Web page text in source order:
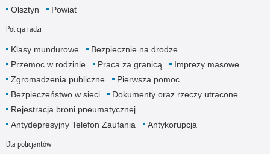
Olsztyn Powiat
Policja radzi
Klasy mundurowe
Bezpiecznie na drodze
Przemoc w rodzinie
Praca za granicą
Imprezy masowe
Zgromadzenia publiczne
Pierwsza pomoc
Bezpieczeństwo w sieci
Dokumenty oraz rzeczy utracone
Rejestracja broni pneumatycznej
Antydepresyjny Telefon Zaufania
Antykorupcja
Dla policjantów